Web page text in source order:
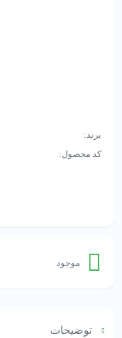
برند:
کد محصول:
موجود
توضیحات